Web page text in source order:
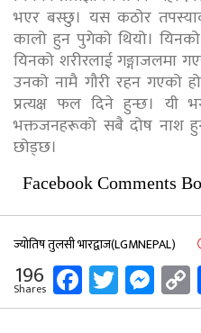
भएर बस्छु। यस कठोर
कालो हुन पुगेको थियो।
यिनको शरीरलाई गङ्गाजलमा
उनको नामै गौरी रहन गएको
प्रत्यक्ष फल दिने हुन्छ। यी
भक्तजनहरूको सबै दोष नाश
छोड्छ।
Facebook Comments
ज्योतिष तुलसी भारद्वाज(LGMNEPAL)
196
Shares Facebook